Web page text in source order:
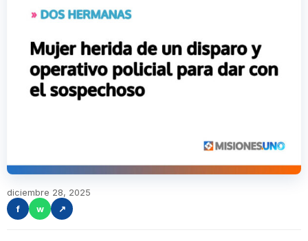
diciembre 28, 2025
f
w ↗